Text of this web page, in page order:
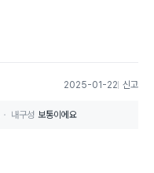
2025-01-22 신고
내구성 보통이에요